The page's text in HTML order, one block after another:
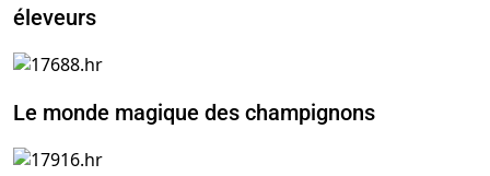
éleveurs
Le monde magique des champignons